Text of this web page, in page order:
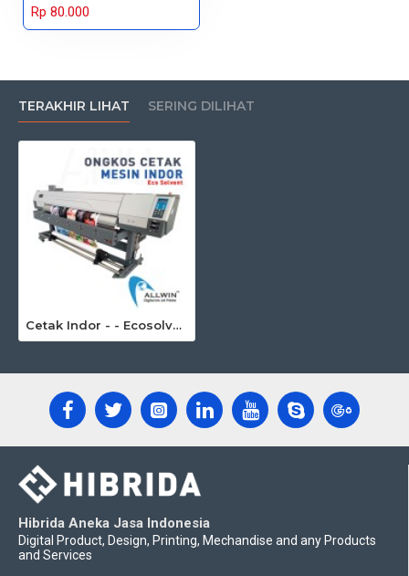
Rp 80.000
TERAKHIR LIHAT SERING DILIHAT
Cetak Indor - - Ecosolvent
Hibrida Aneka Jasa Indonesia
Digital Product, Design, Printing, Mechandise and any Products
and Services